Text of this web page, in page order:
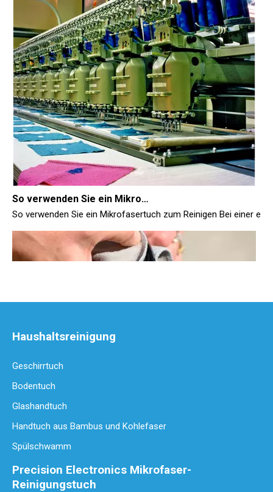
So verwenden Sie ein Mikrofasertuch zum Reinigen
So verwenden Sie ein Mikrofasertuch zum Reinigen Bei einer
Haushaltsreinigung
Geschirrtuch
Bodentuch
Glashandtuch
Handtuch aus Bambus und Kohlefaser
Spülschwamm
Precision Electronics Mikrofaser-
Reinigungstuch